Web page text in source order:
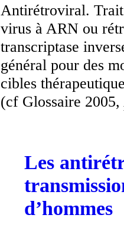
Antirétroviral.
virus à ARN ou
transcriptase
général pour des
cibles
(cf Glossaire 2005,
Les
d’hommes